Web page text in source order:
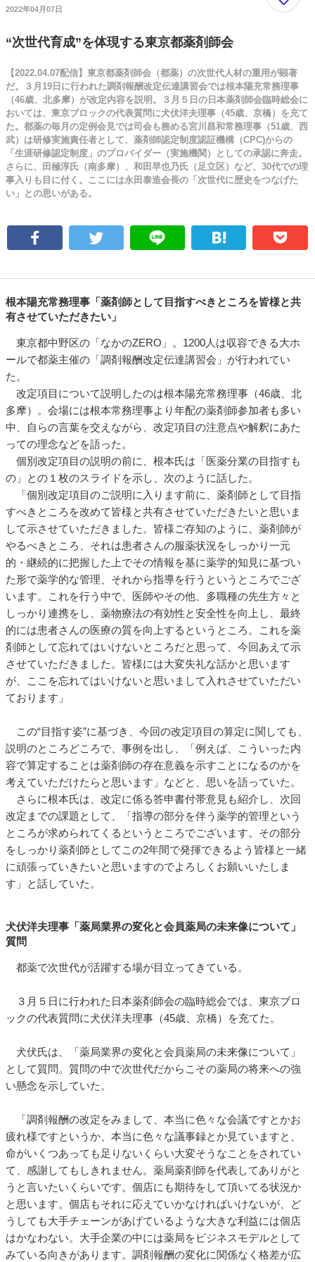
2022年04月07日
“次世代育成”を体現する東京都薬剤師会
【2022.04.07配信】東京都薬剤師会（都薬）の次世代人材の重用が顕著
だ。３月19日に行われた調剤報酬改定伝達講習会では根本陽充常務理事
（46歳、北多摩）が改定内容を説明。３月５日の日本薬剤師会臨時総会に
おいては、東京ブロックの代表質問に犬伏洋夫理事（45歳、京橋）を充て
た。都薬の毎月の定例会見では司会も務める宮川昌和常務理事（51歳、西
武）は研修実施責任者として、薬剤師認定制度認証機構（CPC)からの
「生涯研修認定制度」のプロバイダー（実施機関）としての承認に奔走。
さらに、田極淳氏（南多摩）、和田早也乃氏（足立区）など、30代での理
事入りも目に付く。ここには永田泰造会長の「次世代に歴史をつなげた
い」との思いがある。
根本陽充常務理事「薬剤師として目指すべきところを皆様と共
有させていただきたい」
東京都中野区の「なかのZERO」。1200人は収容できる大ホ
ールで都薬主催の「調剤報酬改定伝達講習会」が行われてい
た。
改定項目について説明したのは根本陽充常務理事（46歳、北
多摩）。会場には根本常務理事より年配の薬剤師参加者も多い
中、自らの言葉を交えながら、改定項目の注意点や解釈にあた
っての理念などを語った。
個別改定項目の説明の前に、根本氏は「医薬分業の目指すも
の」との１枚のスライドを示し、次のように話した。
「個別改定項目のご説明に入ります前に、薬剤師として目指
すべきところを改めて皆様と共有させていただきたいと思いま
して示させていただきました。皆様ご存知のように、薬剤師が
やるべきところ、それは患者さんの服薬状況をしっかり一元
的・継続的に把握した上でその情報を基に薬学的知見に基づい
た形で薬学的な管理、それから指導を行うというところでござ
います。これを行う中で、医師やその他、多職種の先生方々と
しっかり連携をし、薬物療法の有効性と安全性を向上し、最終
的には患者さんの医療の質を向上するというところ。これを薬
剤師として忘れてはいけないところだと思って、今回あえて示
させていただきました。皆様には大変失礼な話かと思います
が、ここを忘れてはいけないと思いまして入れさせていただい
ております」
この“目指す姿”に基づき、今回の改定項目の算定に関しても、
説明のところどころで、事例を出し、「例えば、こういった内
容で算定することは薬剤師の存在意義を示すことになるのかを
考えていただけたらと思います」などと、思いを語っていた。
さらに根本氏は、改定に係る答申書付帯意見も紹介し、次回
改定までの課題として、「指導の部分を伴う薬学的管理という
ところが求められてくるというところでございます。その部分
をしっかり薬剤師としてこの2年間で発揮できるよう皆様と一緒
に頑張っていきたいと思いますのでよろしくお願いいたしま
す」と話していた。
犬伏洋夫理事「薬局業界の変化と会員薬局の未来像について」
質問
都薬で次世代が活躍する場が目立ってきている。
３月５日に行われた日本薬剤師会の臨時総会では、東京ブロ
ックの代表質問に犬伏洋夫理事（45歳、京橋）を充てた。
犬伏氏は、「薬局業界の変化と会員薬局の未来像について」
として質問。質問の中で次世代だからこその薬局の将来への強
い懸念を示していた。
「調剤報酬の改定をみまして、本当に色々な会議ですとかお
疲れ様ですというか、本当に色々な議事録とか見ていますと、
命がいくつあっても足りないくらい大変そうなことをされてい
て、感謝してもしきれません。薬局薬剤師を代表してありがと
うと言いたいくらいです。個店にも期待をして頂いてる状況か
と思います。個店もそれに応えていかなければいけないが、ど
うしても大手チェーンがあげているような大きな利益には個店
はかなわない。大手企業の中には薬局をビジネスモデルとして
みている向きがあります。調剤報酬の変化に関係なく格差が広